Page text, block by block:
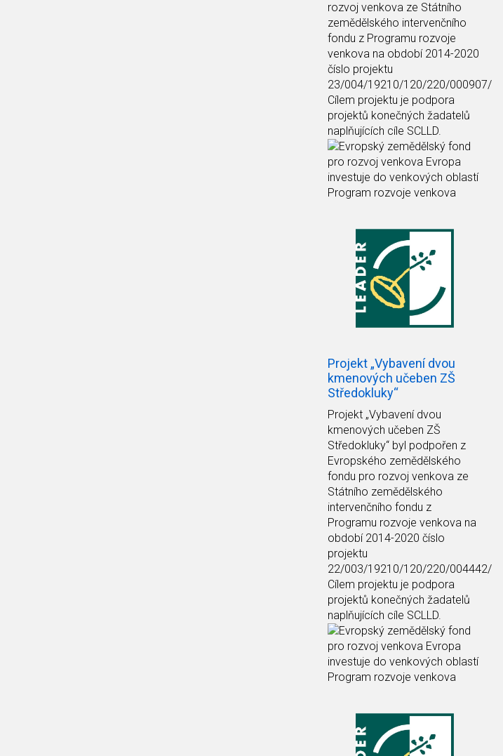
rozvoj venkova ze Státního
zemědělského intervenčního
fondu z Programu rozvoje
venkova na období 2014-2020
číslo projektu
23/004/19210/120/220/000907/
Cílem projektu je podpora
projektů konečných žadatelů
naplňujících cíle SCLLD.
Projekt „Vybavení dvou
kmenových učeben ZŠ
Středokluky“
Projekt „Vybavení dvou
kmenových učeben ZŠ
Středokluky“ byl podpořen z
Evropského zemědělského
fondu pro rozvoj venkova ze
Státního zemědělského
intervenčního fondu z
Programu rozvoje venkova na
období 2014-2020 číslo
projektu
22/003/19210/120/220/004442/
Cílem projektu je podpora
projektů konečných žadatelů
naplňujících cíle SCLLD.